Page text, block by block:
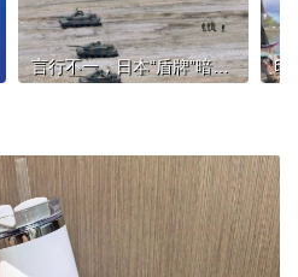
言行不一，日本“盾牌”暗藏“进攻”野心